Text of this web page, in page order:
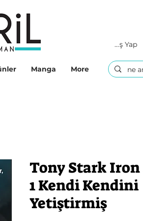
Manga More
Giriş Yap
Tony Stark
1 Kendi Kendini
Yetiştirmiş